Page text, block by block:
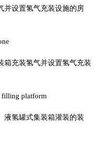
并设置氢气充装设施的房
箱充装氢气并设置氢气充装
platform
液氢罐式集装箱灌装的装